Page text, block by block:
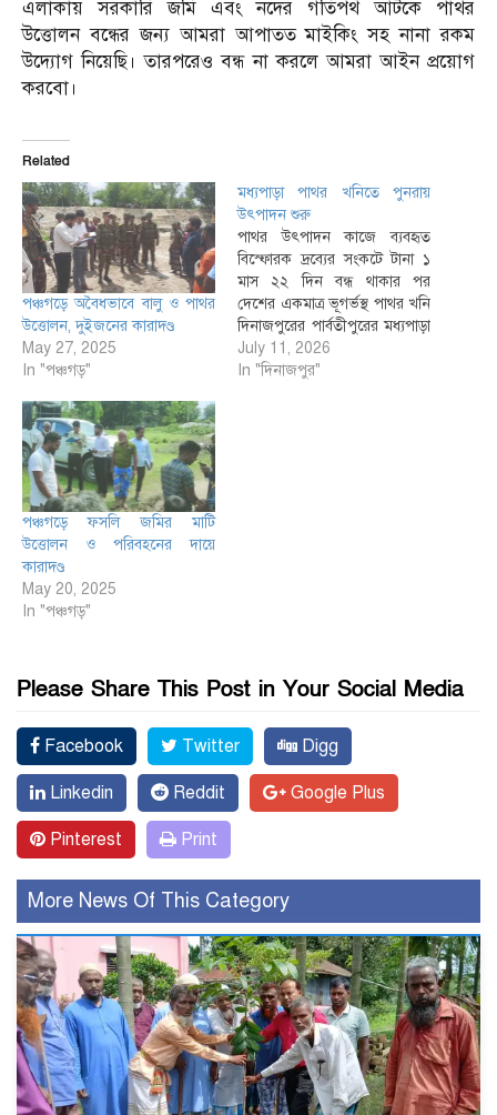
এলাকায় সরকারি জমি এবং নদের গতিপথ আটকে পাথর
উত্তোলন বন্ধের জন্য আমরা আপাতত মাইকিং সহ নানা রকম
উদ্যোগ নিয়েছি। তারপরেও বন্ধ না করলে আমরা আইন প্রয়োগ
করবো।
Related
পঞ্চগড়ে অবৈধভাবে বালু ও পাথর
উত্তোলন, দুইজনের কারাদণ্ড
May 27, 2025
In "পঞ্চগড়"
মধ্যপাড়া পাথর খনিতে পুনরায়
উৎপাদন শুরু
পাথর উৎপাদন কাজে ব্যবহৃত
বিস্ফোরক দ্রব্যের সংকটে টানা ১
মাস ২২ দিন বন্ধ থাকার পর
দেশের একমাত্র ভূগর্ভস্থ পাথর খনি
দিনাজপুরের পার্বতীপুরের মধ্যপাড়া
কঠিন শিলা প্রকল্পের উৎপাদন শুরু
হয়েছে। শনিবার সকাল থেকে তিন
July 11, 2026
In "দিনাজপুর"
পঞ্চগড়ে ফসলি জমির মাটি
উত্তোলন ও পরিবহনের দায়ে
কারাদণ্ড
May 20, 2025
In "পঞ্চগড়"
Please Share This Post in Your Social Media
Facebook Twitter Digg
Linkedin Reddit Google Plus
Pinterest Print
More News Of This Category